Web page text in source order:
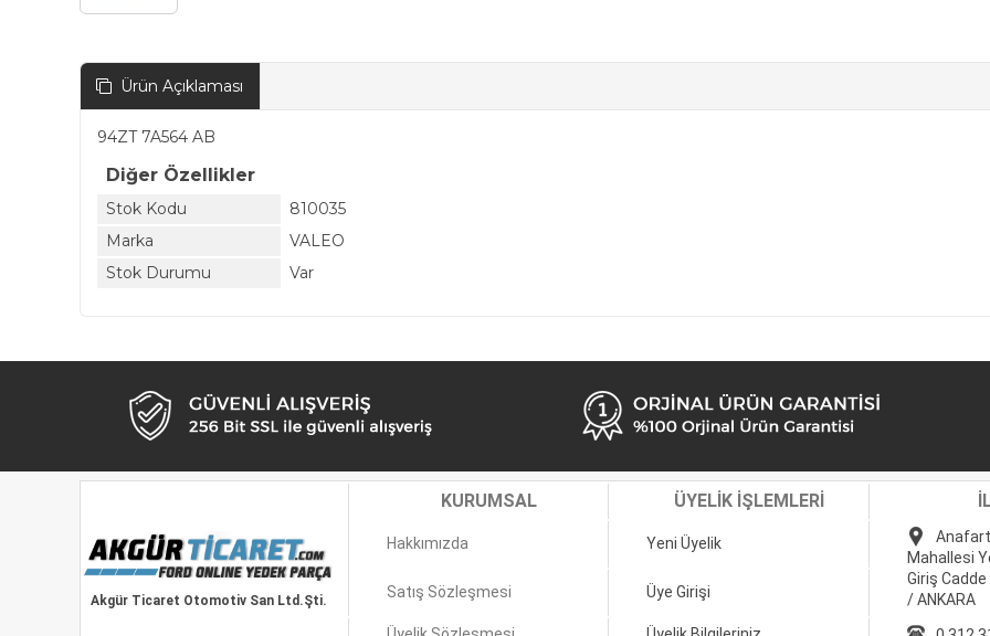
Ürün Açıklaması
94ZT 7A564 AB
Diğer Özellikler
Stok Kodu
810035
Marka
VALEO
Stok Durumu
Var
Akgür Ticaret Otomotiv San Ltd.Şti.
KURUMSAL ÜYELİK İŞLEMLERİ
Hakkımızda Yeni Üyelik
Mahallesi
Giriş
/ ANKARA
Satış Sözleşmesi Üye Girişi